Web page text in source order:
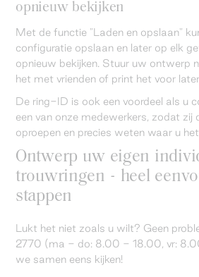
opnieuw bekijken
Met de functie "Laden en opslaan"
configuratie opslaan en later op elk
opnieuw bekijken. Stuur uw ontwerp
het met vrienden of print het voor
De ring-ID is ook een voordeel als u
een van onze medewerkers, zodat zij
oproepen en precies weten waar u
Ontwerp uw eigen
trouwringen - heel
stappen
Lukt het niet zoals u wilt? Geen
2770 (ma - do: 8.00 - 18.00, vr:
we samen eens kijken!